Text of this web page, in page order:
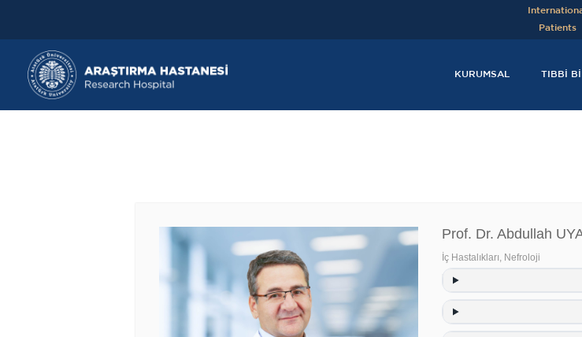
Patients
KURUMSAL TIBBI
Prof. Dr. Abdullah
İç Hastalıkları, Nefroloji